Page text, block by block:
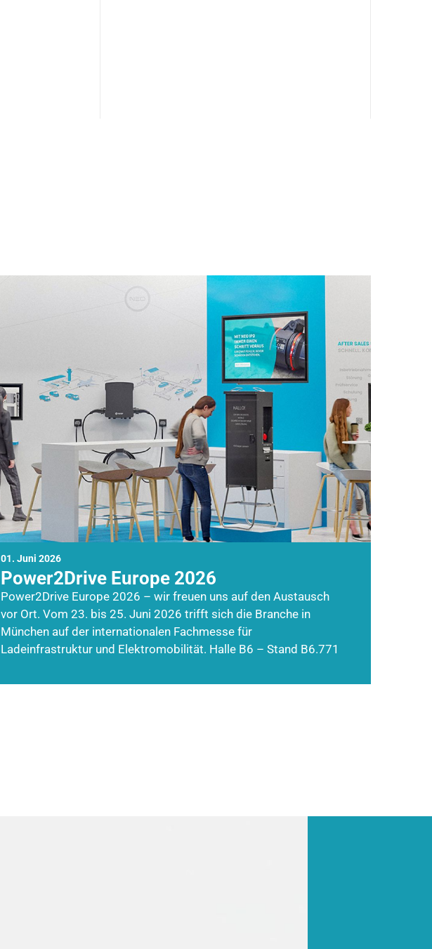
01. Juni 2026
Power2Drive Europe 2026
Power2Drive Europe 2026 – wir freuen uns auf den Austausch
vor Ort. Vom 23. bis 25. Juni 2026 trifft sich die Branche in
München auf der internationalen Fachmesse für
Ladeinfrastruktur und Elektromobilität. Halle B6 – Stand B6.771